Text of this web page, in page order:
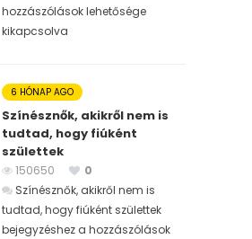
hozzászólások lehetősége
kikapcsolva
6 HÓNAP AGO
Színésznők, akikről nem is
tudtad, hogy fiúként
születtek
150650
0
Színésznők, akikről nem is
tudtad, hogy fiúként születtek
bejegyzéshez a hozzászólások